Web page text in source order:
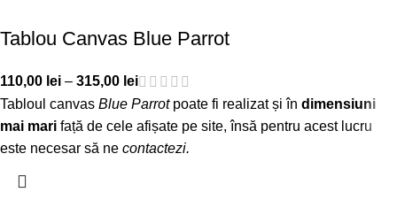
Tablou Canvas Blue Parrot
110,00 lei – 315,00 lei
Tabloul canvas Blue Parrotpoate fi realizat și în dimensiuni
mai mari față de cele afișate pe site, însă pentru acest lucru
este necesar să ne contactezi.